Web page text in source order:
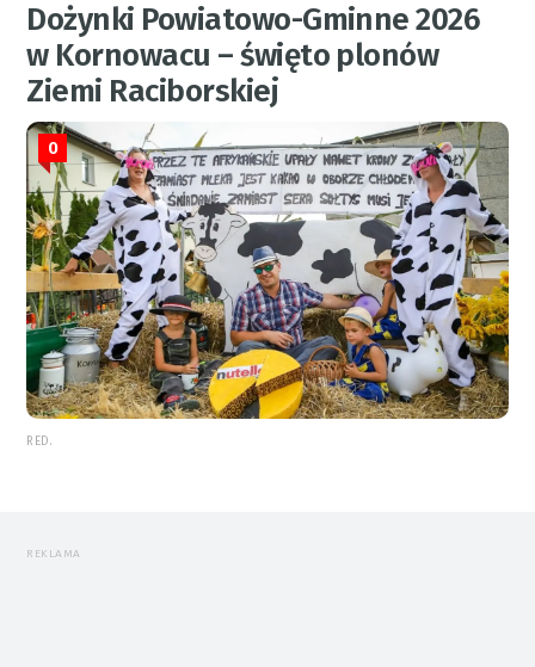
Dożynki Powiatowo-Gminne 2026
w Kornowacu – święto plonów
Ziemi Raciborskiej
0
RED.
REKLAMA